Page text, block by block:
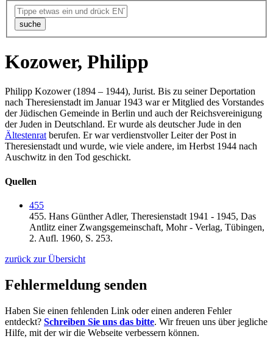
suche
Kozower, Philipp
Philipp Kozower (1894 – 1944), Jurist. Bis zu seiner Deportation
nach Theresienstadt im Januar 1943 war er Mitglied des Vorstandes
der Jüdischen Gemeinde in Berlin und auch der Reichsvereinigung
der Juden in Deutschland. Er wurde als deutscher Jude in den
Ältestenratberufen. Er war verdienstvoller Leiter der Post in
Theresienstadt und wurde, wie viele andere, im Herbst 1944 nach
Auschwitz in den Tod geschickt.
Quellen
455
455. Hans Günther Adler, Theresienstadt 1941 - 1945, Das
Antlitz einer Zwangsgemeinschaft, Mohr - Verlag, Tübingen,
2. Aufl. 1960, S. 253.
zurück zur Übersicht
Fehlermeldung senden
Haben Sie einen fehlenden Link oder einen anderen Fehler
entdeckt? Schreiben Sie uns das bitte. Wir freuen uns über jegliche
Hilfe, mit der wir die Webseite verbessern können.